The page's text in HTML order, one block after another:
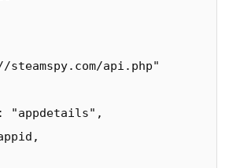
api.php"